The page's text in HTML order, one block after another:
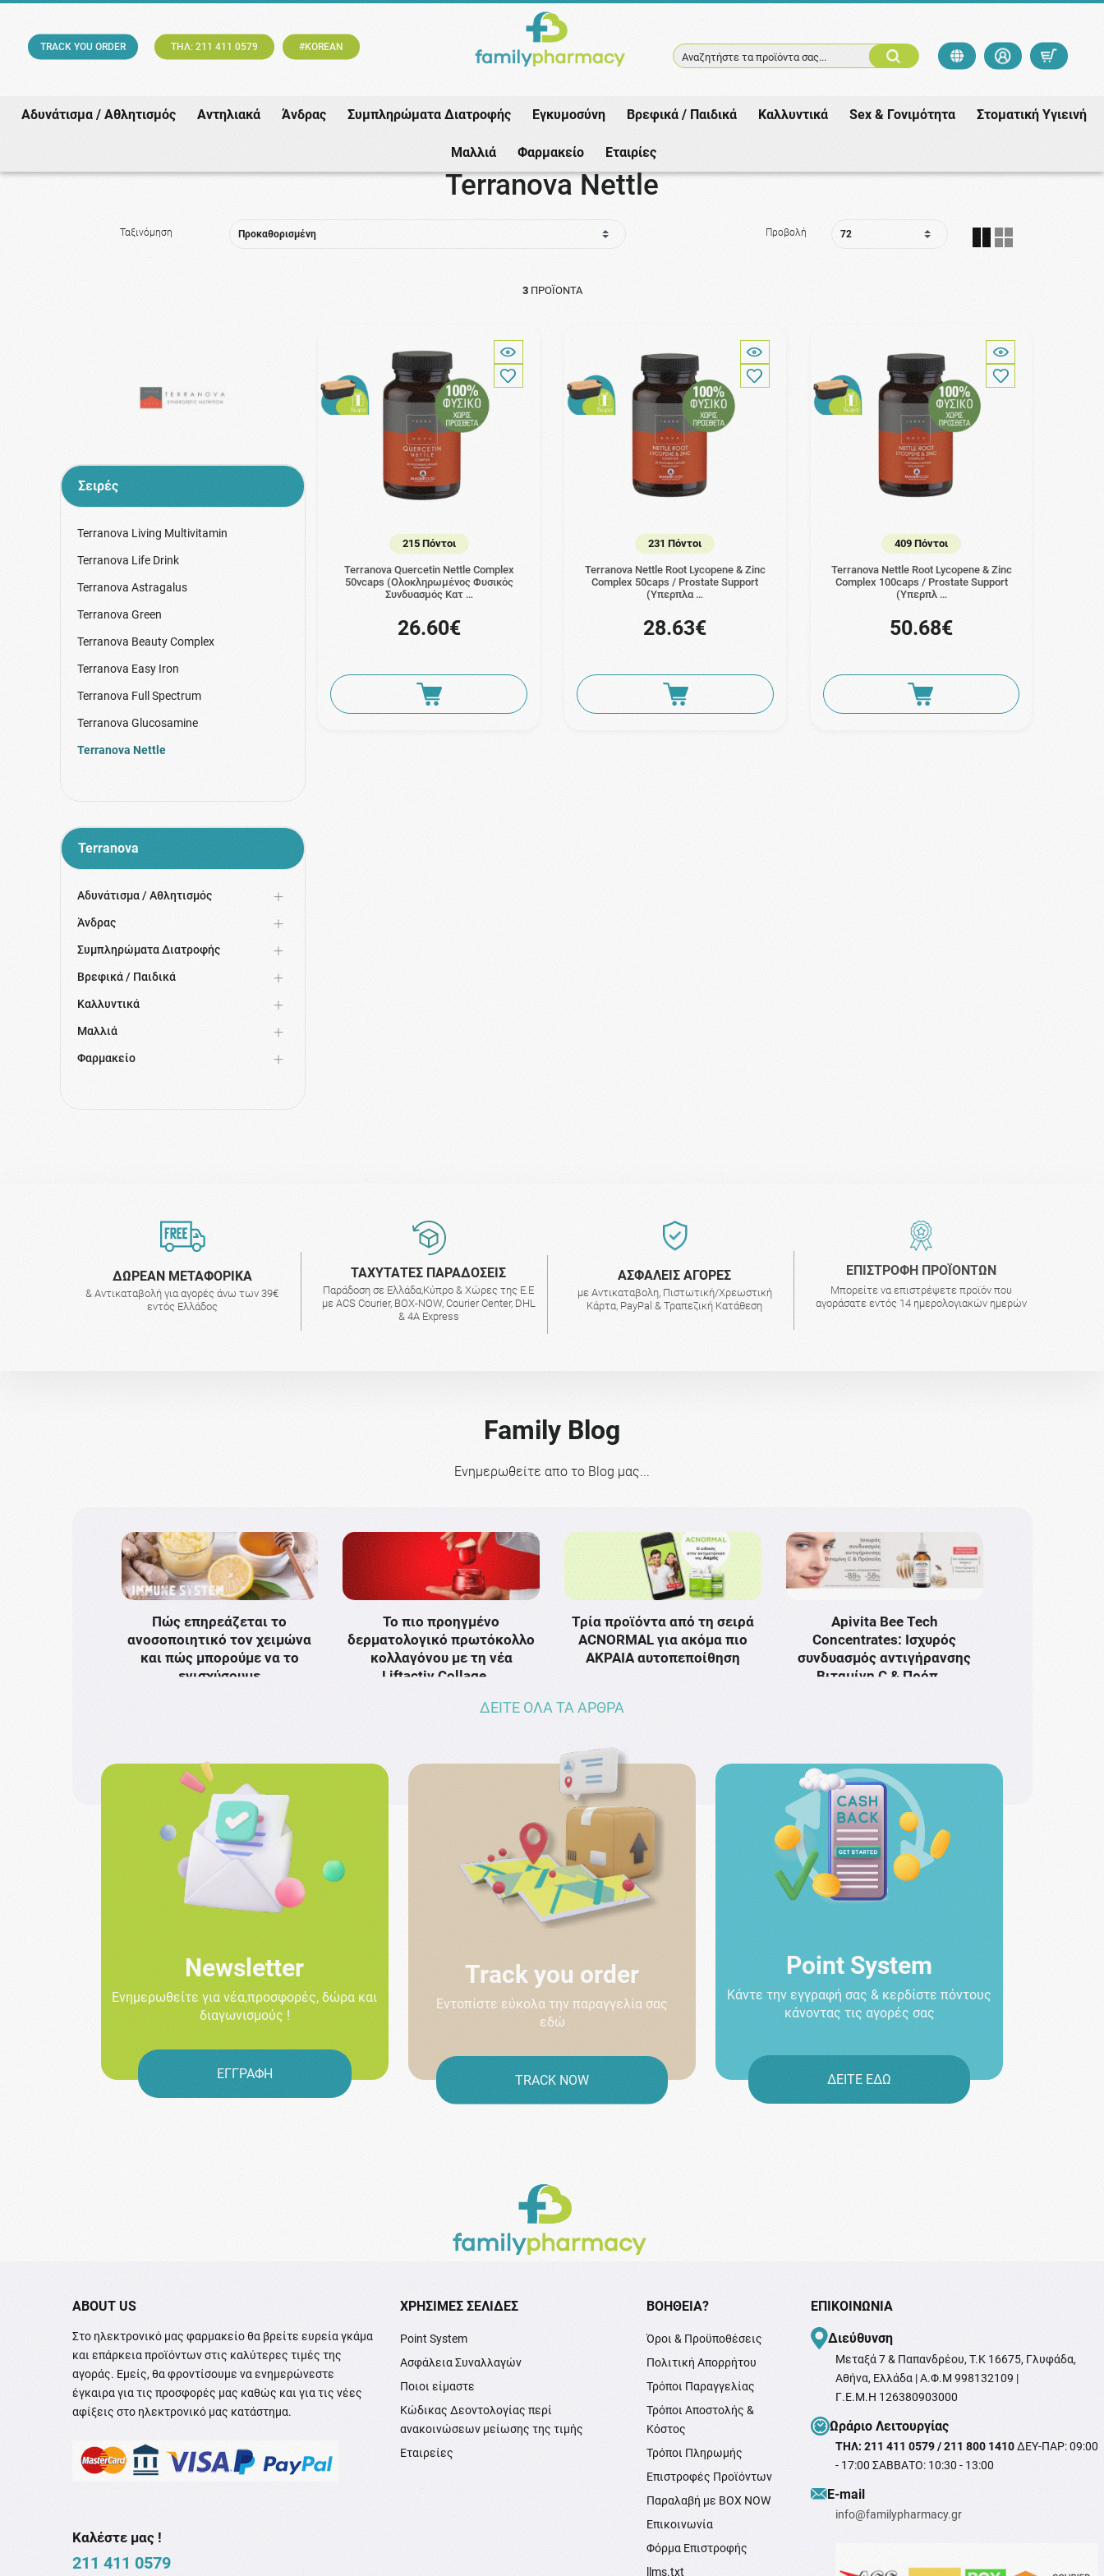
TRACK YOU ORDER ΤΗΛ: 211 411 0579 #KOREAN
Αναζητήστε τα προϊόντα σας...
Αδυνάτισμα / Αθλητισμός Αντηλιακά Άνδρας Συμπληρώματα Διατροφής Εγκυμοσύνη Βρεφικά / Παιδικά Καλλυντικά Sex & Γονιμότητα Στοματική Υγιεινή
Μαλλιά Φαρμακείο Εταιρίες
Αρχική / Εταιρίες / Terranova Terranova Nettle
Terranova Nettle
Ταξινόμηση Προβολή
3ΠΡΟΪΌΝΤΑ
Σειρές
Terranova Living Multivitamin
Terranova Life Drink
Terranova Astragalus
Terranova Green
Terranova Beauty Complex
Terranova Easy Iron
Terranova Full Spectrum
Terranova Glucosamine
Terranova Nettle
Terranova
Αδυνάτισμα / Αθλητισμός
Άνδρας
Συμπληρώματα Διατροφής
Βρεφικά / Παιδικά
Καλλυντικά
Μαλλιά
Φαρμακείο
215 Πόντοι
Terranova Quercetin Nettle Complex
50vcaps (Ολοκληρωμένος Φυσικός
Συνδυασμός Κατ …
26.60€
231 Πόντοι
Terranova Nettle Root Lycopene & Zinc
Complex 50caps / Prostate Support
(Υπερπλα …
28.63€
409 Πόντοι
Terranova Nettle Root Lycopene & Zinc
Complex 100caps / Prostate Support
(Υπερπλ …
50.68€
ΔΩΡΕΑΝ ΜΕΤΑΦΟΡΙΚΑ
& Αντικαταβολή για αγορές άνω των 39€
εντός Ελλάδος
ΤΑΧΥΤΑΤΕΣ ΠΑΡΑΔΟΣΕΙΣ
Παράδοση σε Ελλάδα,Κύπρο & Χώρες της Ε.Ε
με ACS Courier, BOX-NOW, Courier Center, DHL
& 4A Express
AΣΦΑΛΕΙΣ ΑΓΟΡΕΣ
με Αντικαταβολη, Πιστωτική/Χρεωστική
Κάρτα, PayPal & Τραπεζική Κατάθεση
ΕΠΙΣΤΡΟΦΗ ΠΡΟΪΟΝΤΩΝ
Μπορείτε να επιστρέψετε προϊόν που
αγοράσατε εντός 14 ημερολογιακών ημερών
Family Blog
Ενημερωθείτε απο το Blog μας...
Πώς επηρεάζεται το
ανοσοποιητικό τον χειμώνα
και πώς μπορούμε να το
ενισχύσουμε
Το πιο προηγμένο
δερματολογικό πρωτόκολλο
κολλαγόνου με τη νέα
Liftactiv Collage …
Τρία προϊόντα από τη σειρά
ACNORMAL για ακόμα πιο
ΑΚΡΑΙΑ αυτοπεποίθηση
Apivita Bee Tech
Concentrates: Ισχυρός
συνδυασμός αντιγήρανσης
Bιταμίνη C & Πρόπ …
ΔΕΙΤΕ ΟΛΑ ΤΑ ΑΡΘΡΑ
Newsletter
Ενημερωθείτε για νέα,προσφορές, δώρα και
διαγωνισμούς !
ΕΓΓΡΑΦΗ
Track you order
Εντοπίστε εύκολα την παραγγελία σας
εδώ
TRACK NOW
Point System
Κάντε την εγγραφή σας & κερδίστε πόντους
κάνοντας τις αγορές σας
ΔΕΙΤΕ ΕΔΩ
ABOUT US
Στο ηλεκτρονικό μας φαρμακείο θα βρείτε ευρεία γκάμα
και επάρκεια προϊόντων στις καλύτερες τιμές της
αγοράς. Εμείς, θα φροντίσουμε να ενημερώνεστε
έγκαιρα για τις προσφορές μας καθώς και για τις νέες
αφίξεις στο ηλεκτρονικό μας κατάστημα.
Καλέστε μας !
211 411 0579
XΡΉΣΙΜΕΣ ΣΕΛΊΔΕΣ
Point System
Ασφάλεια Συναλλαγών
Ποιοι είμαστε
Κώδικας Δεοντολογίας περί
ανακοινώσεων μείωσης της τιμής
Εταιρείες
ΒΟΉΘΕΙΑ?
Όροι & Προϋποθέσεις
Πολιτική Απορρήτου
Τρόποι Παραγγελίας
Τρόποι Αποστολής &
Κόστος
Τρόποι Πληρωμής
Επιστροφές Προϊόντων
Παραλαβή με BOX NOW
Επικοινωνία
Φόρμα Επιστροφής
llms.txt
ΕΠΙΚΟΙΝΩΝΊΑ
Διεύθυνση
Μεταξά 7 & Παπανδρέου, T.K 16675, Γλυφάδα,
Αθήνα, Ελλάδα | Α.Φ.Μ 998132109 |
Γ.Ε.Μ.Η 126380903000
Ωράριο Λειτουργίας
ΤΗΛ: 211 411 0579 / 211 800 1410ΔΕΥ-ΠΑΡ: 09:00
- 17:00 ΣΑΒΒΑΤΟ: 10:30 - 13:00
Ε-mail
info@familypharmacy.gr